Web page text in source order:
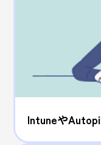
Intuneや